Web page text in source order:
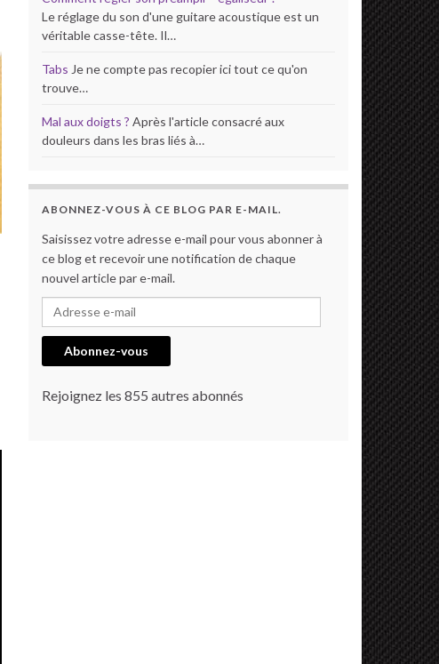
Le réglage du son d'une guitare acoustique est un
véritable casse-tête. Il…
Tabs Je ne compte pas recopier ici tout ce qu'on
trouve…
Mal aux doigts ? Après l'article consacré aux
douleurs dans les bras liés à…
ABONNEZ-VOUS À CE BLOG PAR E-MAIL.
Saisissez votre adresse e-mail pour vous abonner à
ce blog et recevoir une notification de chaque
nouvel article par e-mail.
Adresse e-mail
Abonnez-vous
Rejoignez les 855 autres abonnés